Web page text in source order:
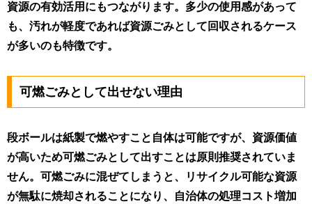
資源の有効活用にもつながります。多少の使用感があって
も、汚れが軽度であれば資源ごみとして回収されるケース
が多いのも特徴です。
可燃ごみとして出せない理由
段ボールは紙製で燃やすこと自体は可能ですが、資源価値
が高いため可燃ごみとして出すことは原則推奨されていま
せん。可燃ごみに混ぜてしまうと、リサイクル可能な資源
が無駄に焼却されることになり、自治体の処理コスト増加